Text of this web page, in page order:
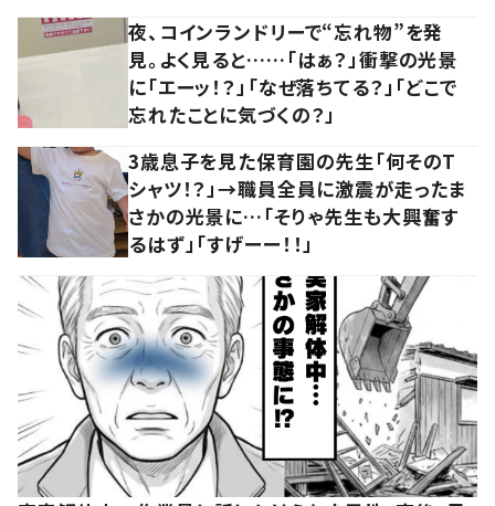
夜、コインランドリーで“忘れ物”を発
見。よく見ると……「はぁ？」衝撃の光景
に「エーッ！？」「なぜ落ちてる？」「どこで
忘れたことに気づくの？」
3歳息子を見た保育園の先生「何そのT
シャツ！？」→職員全員に激震が走ったま
さかの光景に…「そりゃ先生も大興奮す
るはず」「すげーー！！」